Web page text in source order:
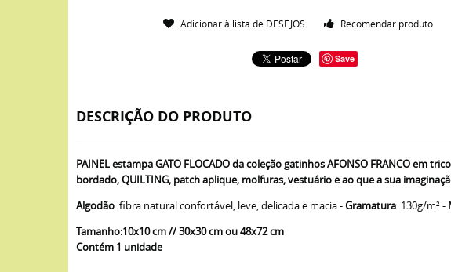
Adicionar à lista de DESEJOS Recomendar produto
Save
DESCRIÇÃO DO PRODUTO
PAINEL estampa GATO FLOCADO da coleção gatinhos AFONSO FRANCO em
bordado, QUILTING, patch aplique, molfuras, vestuário e ao que a sua
Algodão: fibra natural confortável, leve, delicada e macia -Gramatura: 130g/m² -
Tamanho:10x10 cm // 30x30 cm ou 48x72 cm
Contém 1 unidade